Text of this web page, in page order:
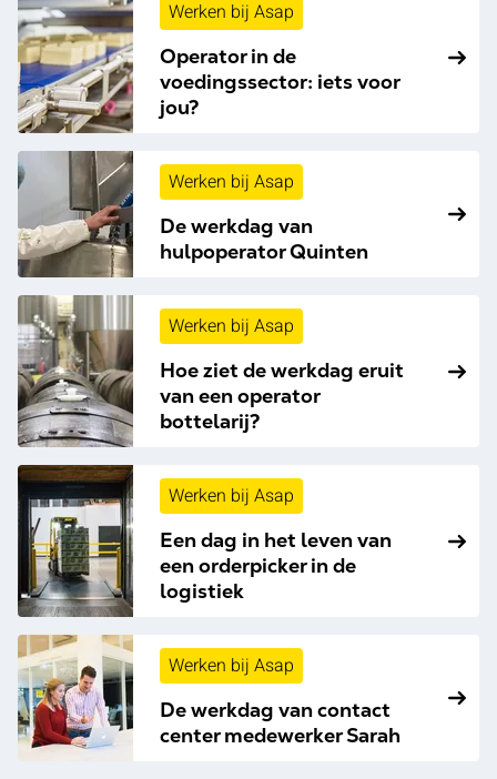
Werken bij Asap
Operator in de
voedingssector: iets voor
jou?
Werken bij Asap
De werkdag van
hulpoperator Quinten
Werken bij Asap
Hoe ziet de werkdag eruit
van een operator
bottelarij?
Werken bij Asap
Een dag in het leven van
een orderpicker in de
logistiek
Werken bij Asap
De werkdag van contact
center medewerker Sarah